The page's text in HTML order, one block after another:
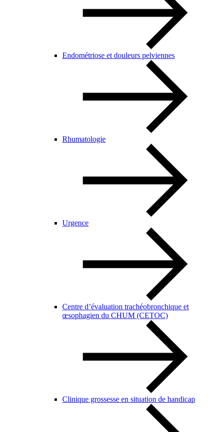
Endométriose et douleurs pelviennes
Rhumatologie
Urgence
Centre d’évaluation trachéobronchique et
œsophagien du CHUM (CETOC)
Clinique grossesse en situation de handicap